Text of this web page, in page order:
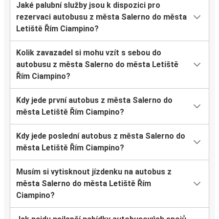
Jaké palubní služby jsou k dispozici pro
rezervaci autobusu z města Salerno do města
Letiště Řím Ciampino?
Kolik zavazadel si mohu vzít s sebou do
autobusu z města Salerno do města Letiště
Řím Ciampino?
Kdy jede první autobus z města Salerno do
města Letiště Řím Ciampino?
Kdy jede poslední autobus z města Salerno do
města Letiště Řím Ciampino?
Musím si vytisknout jízdenku na autobus z
města Salerno do města Letiště Řím
Ciampino?